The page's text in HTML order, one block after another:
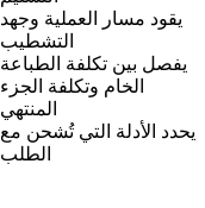
يقود مسار العملية وجهد
التشطيب
يفصل بين تكلفة الطباعة
الخام وتكلفة الجزء
المنتهي
يحدد الأدلة التي تُشحن مع
الطلب